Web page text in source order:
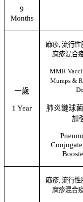
9
Months
一歲
1 Year
麻疹 流行性
麻疹混合
MMR
Mumps &
肺炎鏈球
加
麻疹 流行性
麻疹混合